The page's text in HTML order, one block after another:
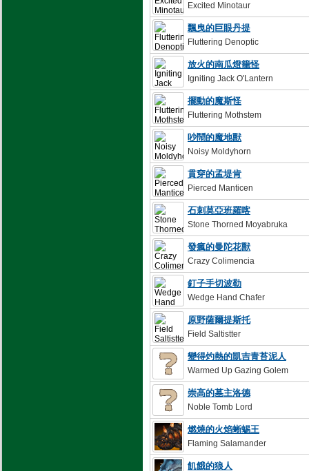
Excited Minotaur
飄曳的巨眼丹提
Fluttering Denoptic
放火的南瓜燈籠怪
Igniting Jack O'Lantern
擺動的魔斯怪
Fluttering Mothstem
吵鬧的魔地獸
Noisy Moldyhorn
貫穿的孟堤肯
Pierced Manticen
石刺莫亞班羅喀
Stone Thorned Moyabruka
發瘋的曼陀花獸
Crazy Colimencia
釘子手切波勒
Wedge Hand Chafer
原野薩爾提斯托
Field Saltistter
變得灼熱的凱吉青苔泥人
Warmed Up Gazing Golem
崇高的墓主洛德
Noble Tomb Lord
燃燒的火焰蜥蜴王
Flaming Salamander
飢餓的狼人